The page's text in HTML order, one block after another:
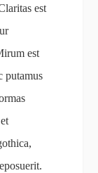
est
est
putamus